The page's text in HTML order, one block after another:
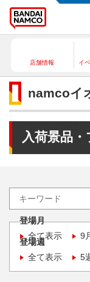
店舗情報 イ
namcoイ
入荷景品
登場月
全て表示
9
登場週
全て表示
5